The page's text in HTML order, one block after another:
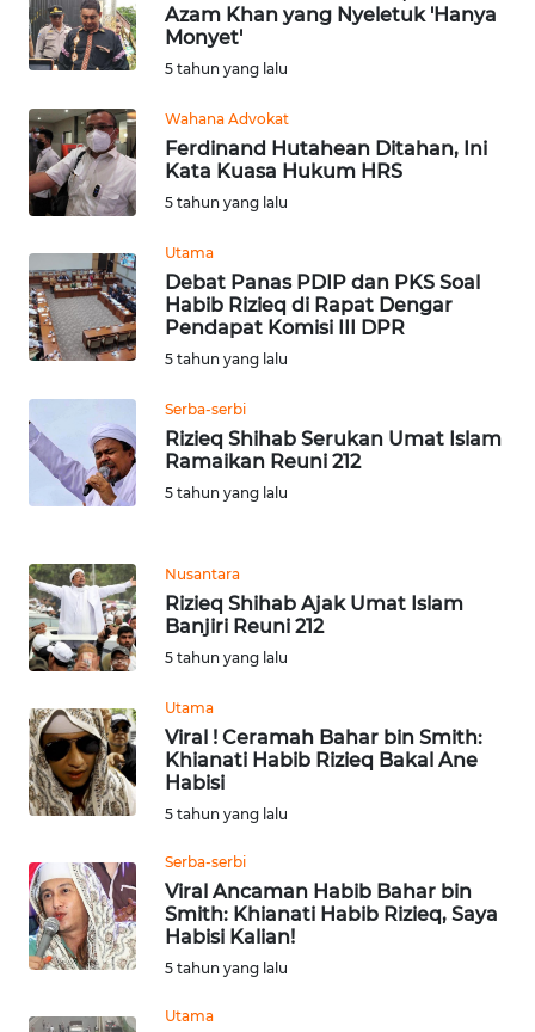
Azam Khan yang Nyeletuk 'Hanya
Monyet'
5 tahun yang lalu
Wahana Advokat
Ferdinand Hutahean Ditahan, Ini
Kata Kuasa Hukum HRS
5 tahun yang lalu
Utama
Debat Panas PDIP dan PKS Soal
Habib Rizieq di Rapat Dengar
Pendapat Komisi III DPR
5 tahun yang lalu
Serba-serbi
Rizieq Shihab Serukan Umat Islam
Ramaikan Reuni 212
5 tahun yang lalu
Nusantara
Rizieq Shihab Ajak Umat Islam
Banjiri Reuni 212
5 tahun yang lalu
Utama
Viral ! Ceramah Bahar bin Smith:
Khianati Habib Rizieq Bakal Ane
Habisi
5 tahun yang lalu
Serba-serbi
Viral Ancaman Habib Bahar bin
Smith: Khianati Habib Rizieq, Saya
Habisi Kalian!
5 tahun yang lalu
Utama
WN
KALTARA
WN
KALSEL
KALTIM
WN
SULSEL
WN
GORONTALO
WN
WN
MALUKU
WN
WN
DAIRI
DANAU
TOBA
WN